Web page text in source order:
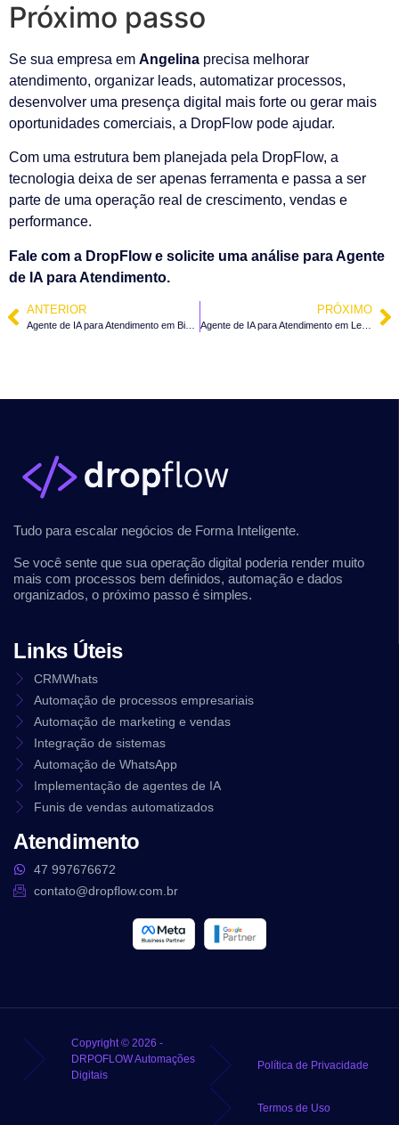
Próximo passo
Se sua empresa em Angelina precisa melhorar
atendimento, organizar leads, automatizar processos,
desenvolver uma presença digital mais forte ou gerar mais
oportunidades comerciais, a DropFlow pode ajudar.
Com uma estrutura bem planejada pela DropFlow, a
tecnologia deixa de ser apenas ferramenta e passa a ser
parte de uma operação real de crescimento, vendas e
performance.
Fale com a DropFlow e solicite uma análise para Agente
de IA para Atendimento.
ANTERIOR PRÓXIMO
Agente de IA para Atendimento em Leoberto Leal – SC
Tudo para escalar negócios de Forma Inteligente.
Se você sente que sua operação digital poderia render muito
mais com processos bem definidos, automação e dados
organizados, o próximo passo é simples.
Links Úteis
CRMWhats
Automação de processos empresariais
Automação de marketing e vendas
Integração de sistemas
Automação de WhatsApp
Implementação de agentes de IA
Funis de vendas automatizados
Atendimento
47 997676672
contato@dropflow.com.br
Copyright © 2026 -
DRPOFLOW Automações
Digitais
Política de Privacidade
Termos de Uso